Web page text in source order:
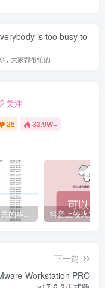
is too busy to
，大家都很忙的
关注
25 33.9W+
下一篇
Workstation PRO